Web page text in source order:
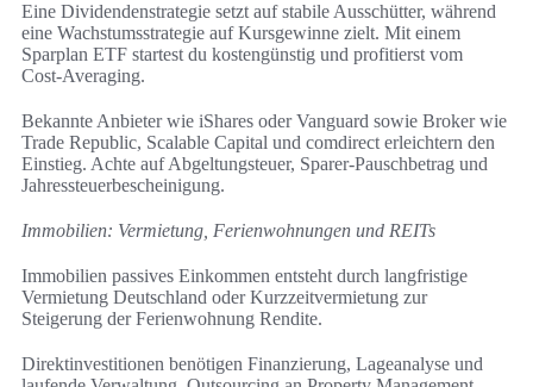
Eine Dividendenstrategie setzt auf stabile Ausschütter, während
eine Wachstumsstrategie auf Kursgewinne zielt. Mit einem
Sparplan ETF startest du kostengünstig und profitierst vom
Cost‑Averaging.
Bekannte Anbieter wie iShares oder Vanguard sowie Broker wie
Trade Republic, Scalable Capital und comdirect erleichtern den
Einstieg. Achte auf Abgeltungsteuer, Sparer‑Pauschbetrag und
Jahressteuerbescheinigung.
Immobilien: Vermietung, Ferienwohnungen und REITs
Immobilien passives Einkommen entsteht durch langfristige
Vermietung Deutschland oder Kurzzeitvermietung zur
Steigerung der Ferienwohnung Rendite.
Direktinvestitionen benötigen Finanzierung, Lageanalyse und